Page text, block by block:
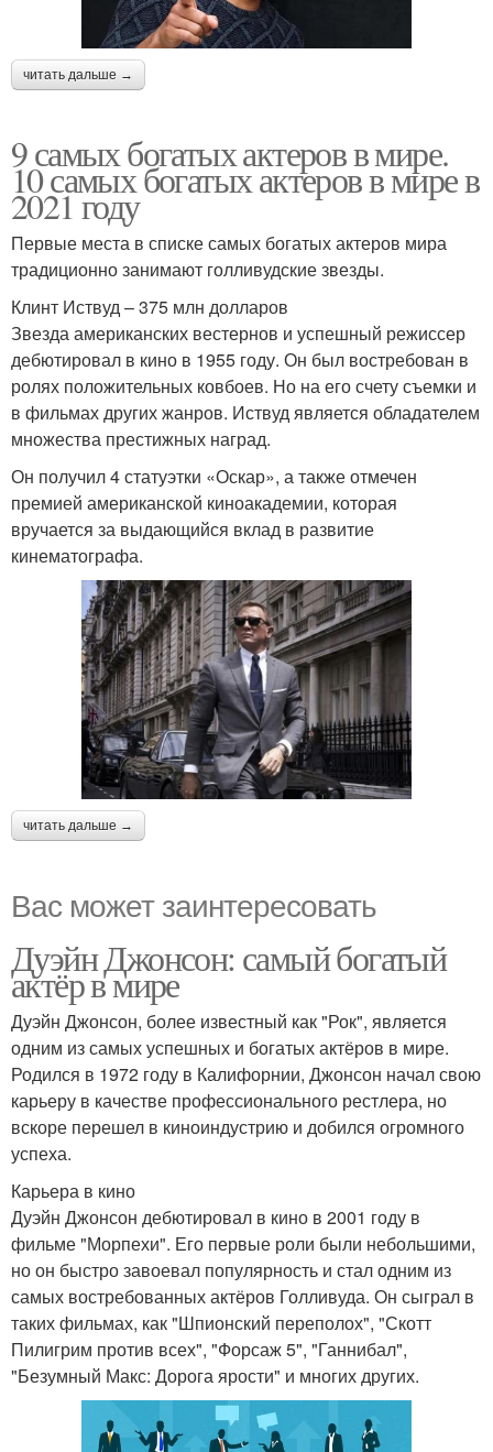
читать дальше →
9 самых богатых актеров в мире.
10 самых богатых актеров в мире в
2021 году
Первые места в списке самых богатых актеров мира
традиционно занимают голливудские звезды.
Клинт Иствуд – 375 млн долларов
Звезда американских вестернов и успешный режиссер
дебютировал в кино в 1955 году. Он был востребован в
ролях положительных ковбоев. Но на его счету съемки и
в фильмах других жанров. Иствуд является обладателем
множества престижных наград.
Он получил 4 статуэтки «Оскар», а также отмечен
премией американской киноакадемии, которая
вручается за выдающийся вклад в развитие
кинематографа.
читать дальше →
Вас может заинтересовать
Дуэйн Джонсон: самый богатый
актёр в мире
Дуэйн Джонсон, более известный как "Рок", является
одним из самых успешных и богатых актёров в мире.
Родился в 1972 году в Калифорнии, Джонсон начал свою
карьеру в качестве профессионального рестлера, но
вскоре перешел в киноиндустрию и добился огромного
успеха.
Карьера в кино
Дуэйн Джонсон дебютировал в кино в 2001 году в
фильме "Морпехи". Его первые роли были небольшими,
но он быстро завоевал популярность и стал одним из
самых востребованных актёров Голливуда. Он сыграл в
таких фильмах, как "Шпионский переполох", "Скотт
Пилигрим против всех", "Форсаж 5", "Ганнибал",
"Безумный Макс: Дорога ярости" и многих других.